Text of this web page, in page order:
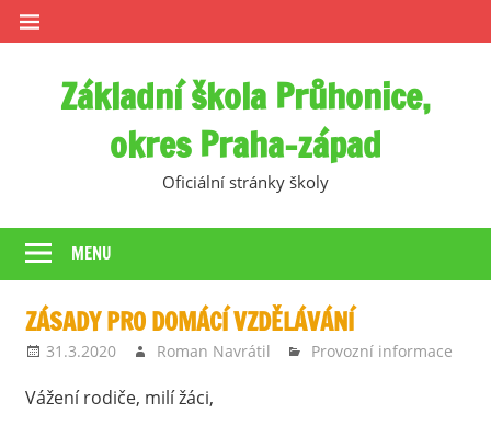
Skip
to
Základní škola Průhonice,
okres Praha-západ
Oficiální stránky školy
MENU
ZÁSADY PRO DOMÁCÍ VZDĚLÁVÁNÍ
31.3.2020 Roman Navrátil Provozní informace
Vážení rodiče, milí žáci,